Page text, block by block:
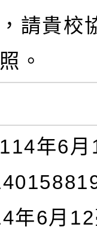
請貴校
。
年6
年6月